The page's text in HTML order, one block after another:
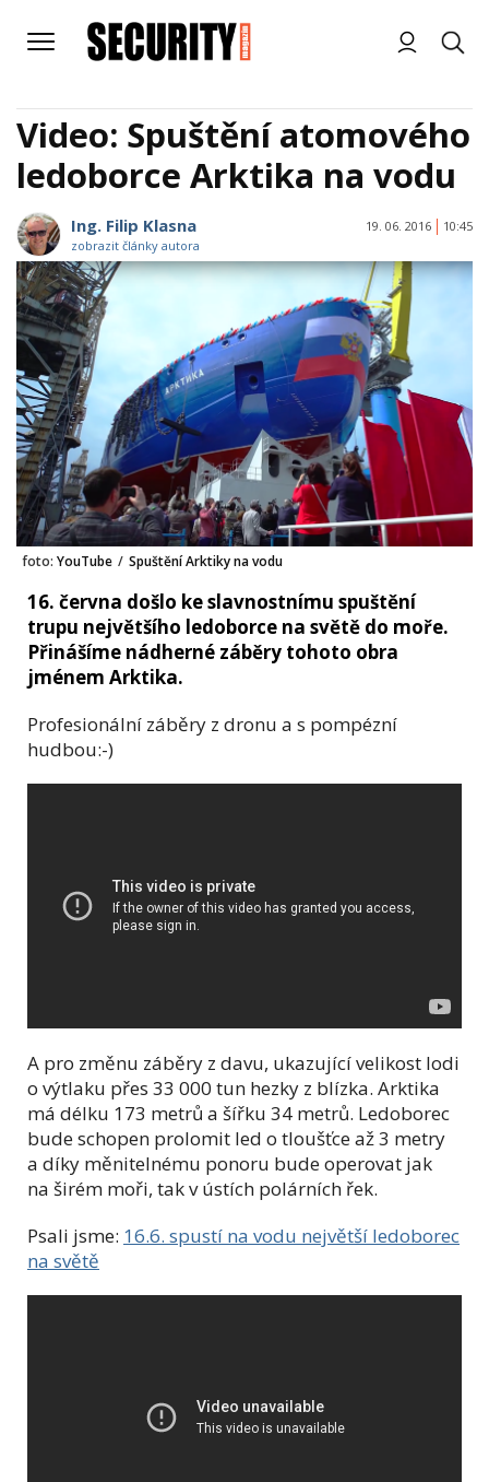
Video: Spuštění atomového
ledoborce Arktika na vodu
Ing. Filip Klasna
zobrazit články autora
19. 06. 2016 10:45
foto: YouTube / Spuštění Arktiky na vodu
16. června došlo ke slavnostnímu spuštění
trupu největšího ledoborce na světě do moře.
Přinášíme nádherné záběry tohoto obra
jménem Arktika.
Profesionální záběry z dronu a s pompézní
hudbou:-)
A pro změnu záběry z davu, ukazující velikost lodi
o výtlaku přes 33 000 tun hezky z blízka. Arktika
má délku 173 metrů a šířku 34 metrů. Ledoborec
bude schopen prolomit led o tloušťce až 3 metry
a díky měnitelnému ponoru bude operovat jak
na širém moři, tak v ústích polárních řek.
Psali jsme: 16.6. spustí na vodu největší ledoborec
na světě